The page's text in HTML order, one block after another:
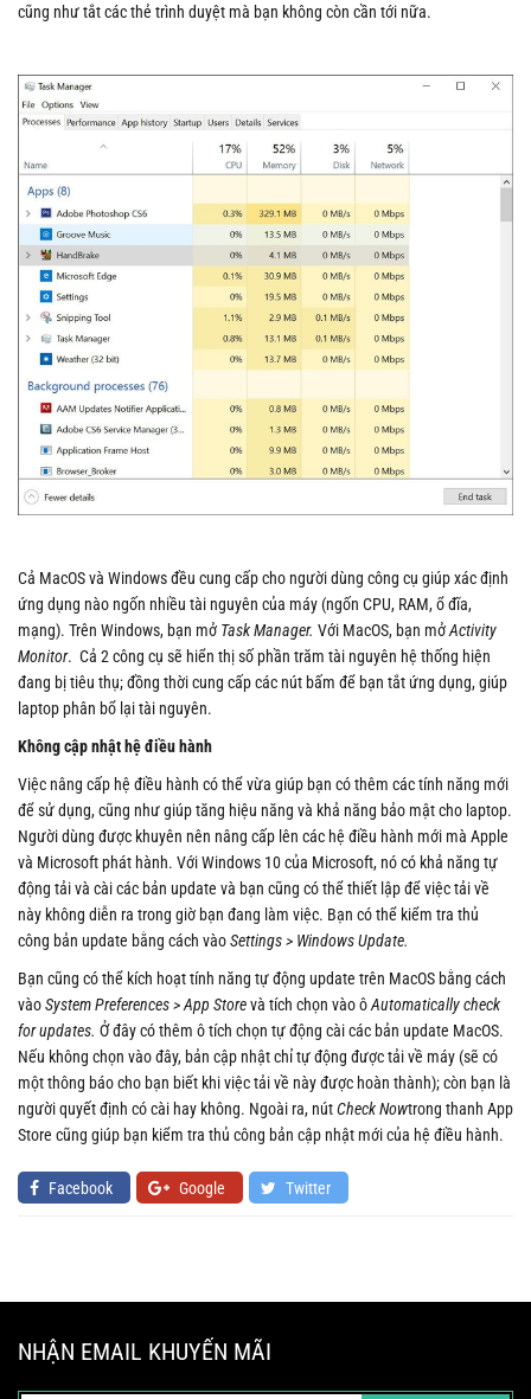
cũng như tắt các thẻ trình duyệt mà bạn không còn cần tới nữa.
Cả MacOS và Windows đều cung cấp cho người dùng công cụ giúp xác định
ứng dụng nào ngốn nhiều tài nguyên của máy (ngốn CPU, RAM, ổ đĩa,
mạng). Trên Windows, bạn mở Task Manager. Với MacOS, bạn mởActivity
Monitor. Cả 2 công cụ sẽ hiển thị số phần trăm tài nguyên hệ thống hiện
đang bị tiêu thụ; đồng thời cung cấp các nút bấm để bạn tắt ứng dụng, giúp
laptop phân bổ lại tài nguyên.
Không cập nhật hệ điều hành
Việc nâng cấp hệ điều hành có thể vừa giúp bạn có thêm các tính năng mới
để sử dụng, cũng như giúp tăng hiệu năng và khả năng bảo mật cho laptop.
Người dùng được khuyên nên nâng cấp lên các hệ điều hành mới mà Apple
và Microsoft phát hành. Với Windows 10 của Microsoft, nó có khả năng tự
động tải và cài các bản update và bạn cũng có thể thiết lập để việc tải về
này không diễn ra trong giờ bạn đang làm việc. Bạn có thể kiểm tra thủ
công bản update bằng cách vàoSettings > Windows Update.
Bạn cũng có thể kích hoạt tính năng tự động update trên MacOS bằng cách
vàoSystem Preferences > App Storevà tích chọn vào ôAutomatically check
for updates. Ở đây có thêm ô tích chọn tự động cài các bản update MacOS.
Nếu không chọn vào đây, bản cập nhật chỉ tự động được tải về máy (sẽ có
một thông báo cho bạn biết khi việc tải về này được hoàn thành); còn bạn là
người quyết định có cài hay không. Ngoài ra, nútCheck Nowtrong thanh App
Store cũng giúp bạn kiểm tra thủ công bản cập nhật mới của hệ điều hành.
Facebook Google Twitter
NHẬN EMAIL KHUYẾN MÃI